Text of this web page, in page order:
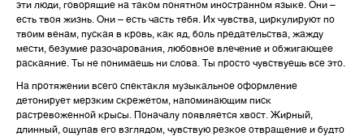
эти люди, говорящие на таком понятном иностранном языке. Они –
есть твоя жизнь. Они – есть часть тебя. Их чувства, циркулируют по
твоим венам, пуская в кровь, как яд, боль предательства, жажду
мести, безумие разочарования, любовное влечение и обжигающее
раскаяние. Ты не понимаешь ни слова. Ты просто чувствуешь все это.
На протяжении всего спектакля музыкальное оформление
детонирует мерзким скрежетом, напоминающим писк
растревоженной крысы. Поначалу появляется хвост. Жирный,
длинный, ощупав его взглядом, чувствую резкое отвращение и будто